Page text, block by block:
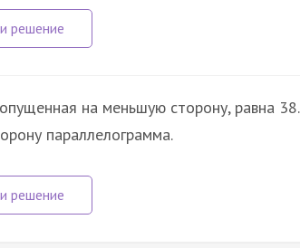
на меньшую сторону, равна 38.
параллелограмма.